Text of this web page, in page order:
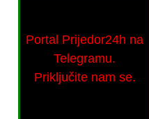
Portal Prijedor24h na
Telegramu.
Priključite nam se.